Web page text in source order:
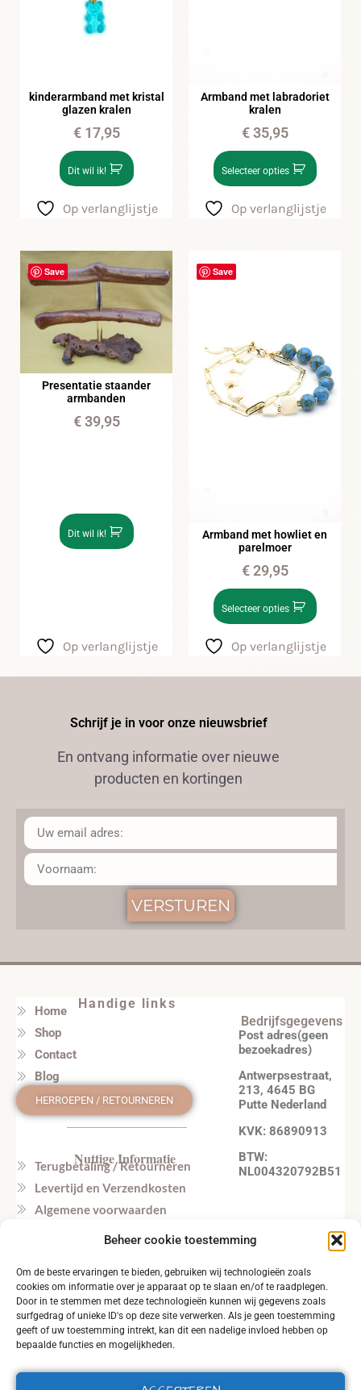
Beheer cookie toestemming
Om de beste ervaringen te bieden, gebruiken wij technologieën zoals
cookies om informatie over je apparaat op te slaan en/of te raadplegen.
Door in te stemmen met deze technologieën kunnen wij gegevens zoals
surfgedrag of unieke ID's op deze site verwerken. Als je geen toestemming
geeft of uw toestemming intrekt, kan dit een nadelige invloed hebben op
bepaalde functies en mogelijkheden.
kinderarmband met kristal
glazen kralen
€17,95
Dit wil ik!
Op verlanglijstje
Armband met labradoriet
kralen
€35,95
Selecteer opties
Op verlanglijstje
Save
Presentatie staander
armbanden
€39,95
Dit wil ik!
Op verlanglijstje
Save
Armband met howliet en
parelmoer
€29,95
Selecteer opties
Op verlanglijstje
Schrijf je in voor onze nieuwsbrief
En ontvang informatie over nieuwe
producten en kortingen
VERSTUREN
Handige links
Home
Shop
Contact
Blog
HERROEPEN / RETOURNEREN
Nuttige Informatie
Terugbetaling / Retourneren
Levertijd en Verzendkosten
Algemene voorwaarden
Tel. NL: +31164603172 (NL, EN)
Tel. BE: +32495219857 (NL, EN)
Bedrijfsgegevens
Post adres(geen
bezoekadres)
Antwerpsestraat,
213, 4645 BG
Putte Nederland
KVK: 86890913
BTW:
NL004320792B51